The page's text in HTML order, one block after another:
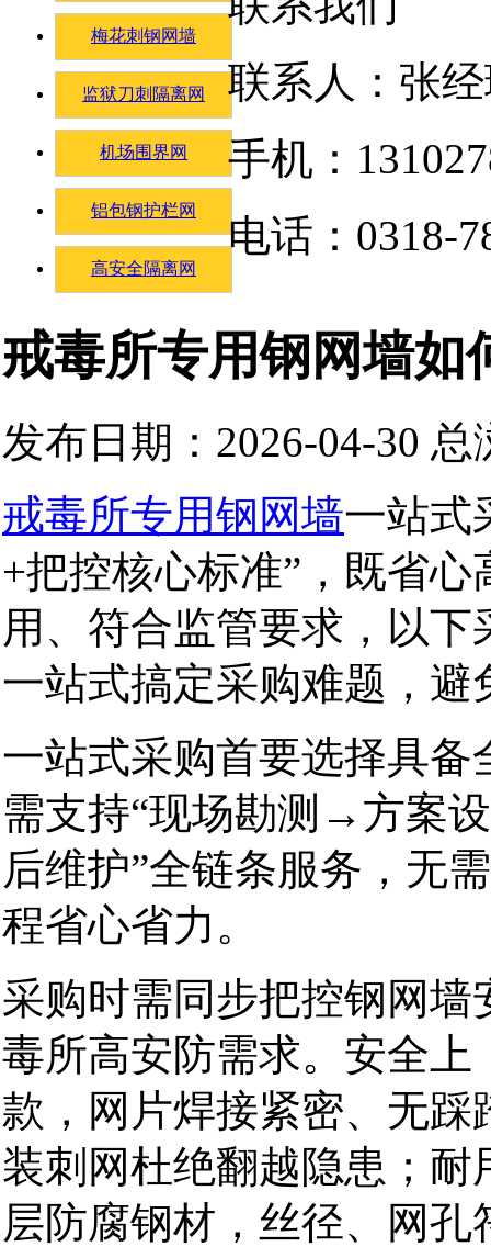
梅花刺钢网墙
监狱刀刺隔离网
机场围界网
铝包钢护栏网
高安全隔离网
戒毒所专用钢网墙如
发布日期：2026-04-30 总
戒毒所专用钢网墙一站式
+把控核心标准”，既省
用、符合监管要求，以
一站式搞定采购难题，避
一站式采购首要选择具
需支持“现场勘测→方案
后维护”全链条服务，无
程省心省力。
采购时需同步把控钢网
毒所高安防需求。安全
款，网片焊接紧密、无
装刺网杜绝翻越隐患；
层防腐钢材，丝径、网
联系人：张
手机：
电话：0318-